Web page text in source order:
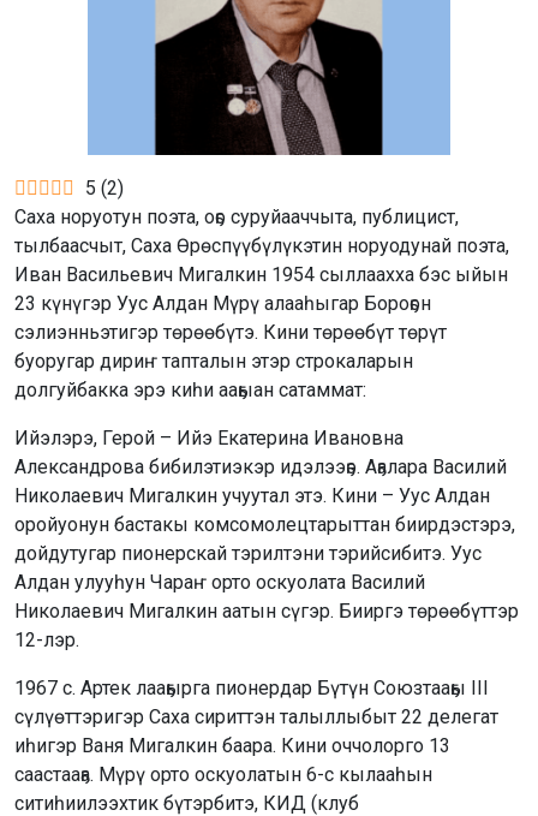
5 (2)
Саха норуотун поэта, оҕо суруйааччыта, публицист,
тылбаасчыт, Саха Өрөспүүбүлүкэтин норуодунай поэта,
Иван Васильевич Мигалкин 1954 сыллаахха бэс ыйын
23 күнүгэр Уус Алдан Мүрү алааһыгар Бороҕон
сэлиэнньэтигэр төрөөбүтэ. Кини төрөөбүт төрүт
буоругар дириҥ тапталын этэр строкаларын
долгуйбакка эрэ киһи ааҕыан сатаммат:
Ийэлэрэ, Герой – Ийэ Екатерина Ивановна
Александрова бибилэтиэкэр идэлээҕэ. Аҕалара Василий
Николаевич Мигалкин учуутал этэ. Кини – Уус Алдан
оройуонун бастакы комсомолецтарыттан биирдэстэрэ,
дойдутугар пионерскай тэрилтэни тэрийсибитэ. Уус
Алдан улууһун Чараҥ орто оскуолата Василий
Николаевич Мигалкин аатын сүгэр. Бииргэ төрөөбүттэр
12-лэр.
1967 с. Артек лааҕырга пионердар Бүтүн Союзтааҕы III
сүлүөттэригэр Саха сириттэн талыллыбыт 22 делегат
иһигэр Ваня Мигалкин баара. Кини оччолорго 13
саастааҕа. Мүрү орто оскуолатын 6-с кылааһын
ситиһиилээхтик бүтэрбитэ, КИД (клуб